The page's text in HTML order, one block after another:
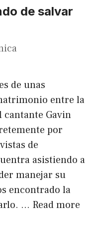
de salvar
de unas
entre la
cantante Gavin
por
de
asistiendo a
manejar su
encontrado la
… Read more